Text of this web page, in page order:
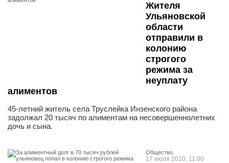
Жителя
Ульяновской
области
отправили в
колонию
строгого
режима за
неуплату
алиментов
45-летний житель села Труслейка Инзенского района
задолжал 20 тысяч по алиментам на несовершеннолетних
дочь и сына.
Общество
17 июля 2020, 11:00